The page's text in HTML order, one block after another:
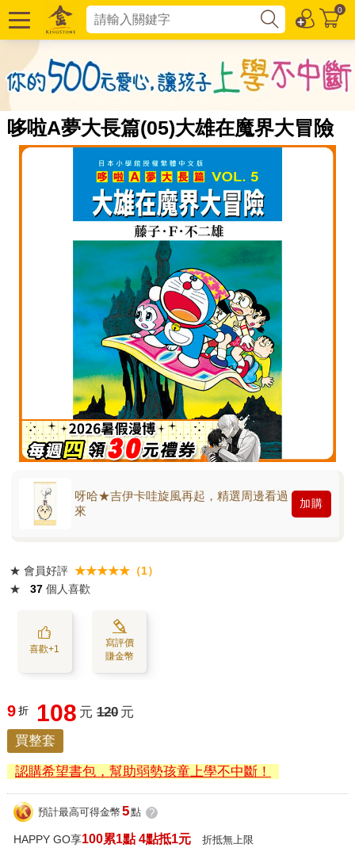
0
哆啦A夢大長篇(05)大雄在魔界大冒險
呀哈★吉伊卡哇旋風再起，精選周邊看過
來
加購
★ 會員好評 ★★★★★（1）
★
37 個人喜歡
喜歡+1
寫評價
賺金幣
9 折 108 元 120 元
買整套
認購希望書包，幫助弱勢孩童上學不中斷！
預計最高可得金幣 5點 ?
HAPPY GO享100累1點 4點抵1元 折抵無上限